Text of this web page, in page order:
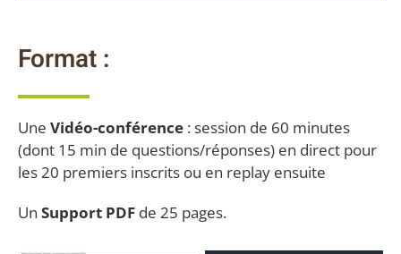
Format :
Une Vidéo-conférence : session de 60 minutes
(dont 15 min de questions/réponses) en direct pour
les 20 premiers inscrits ou en replay ensuite
Un Support PDF de 25 pages.